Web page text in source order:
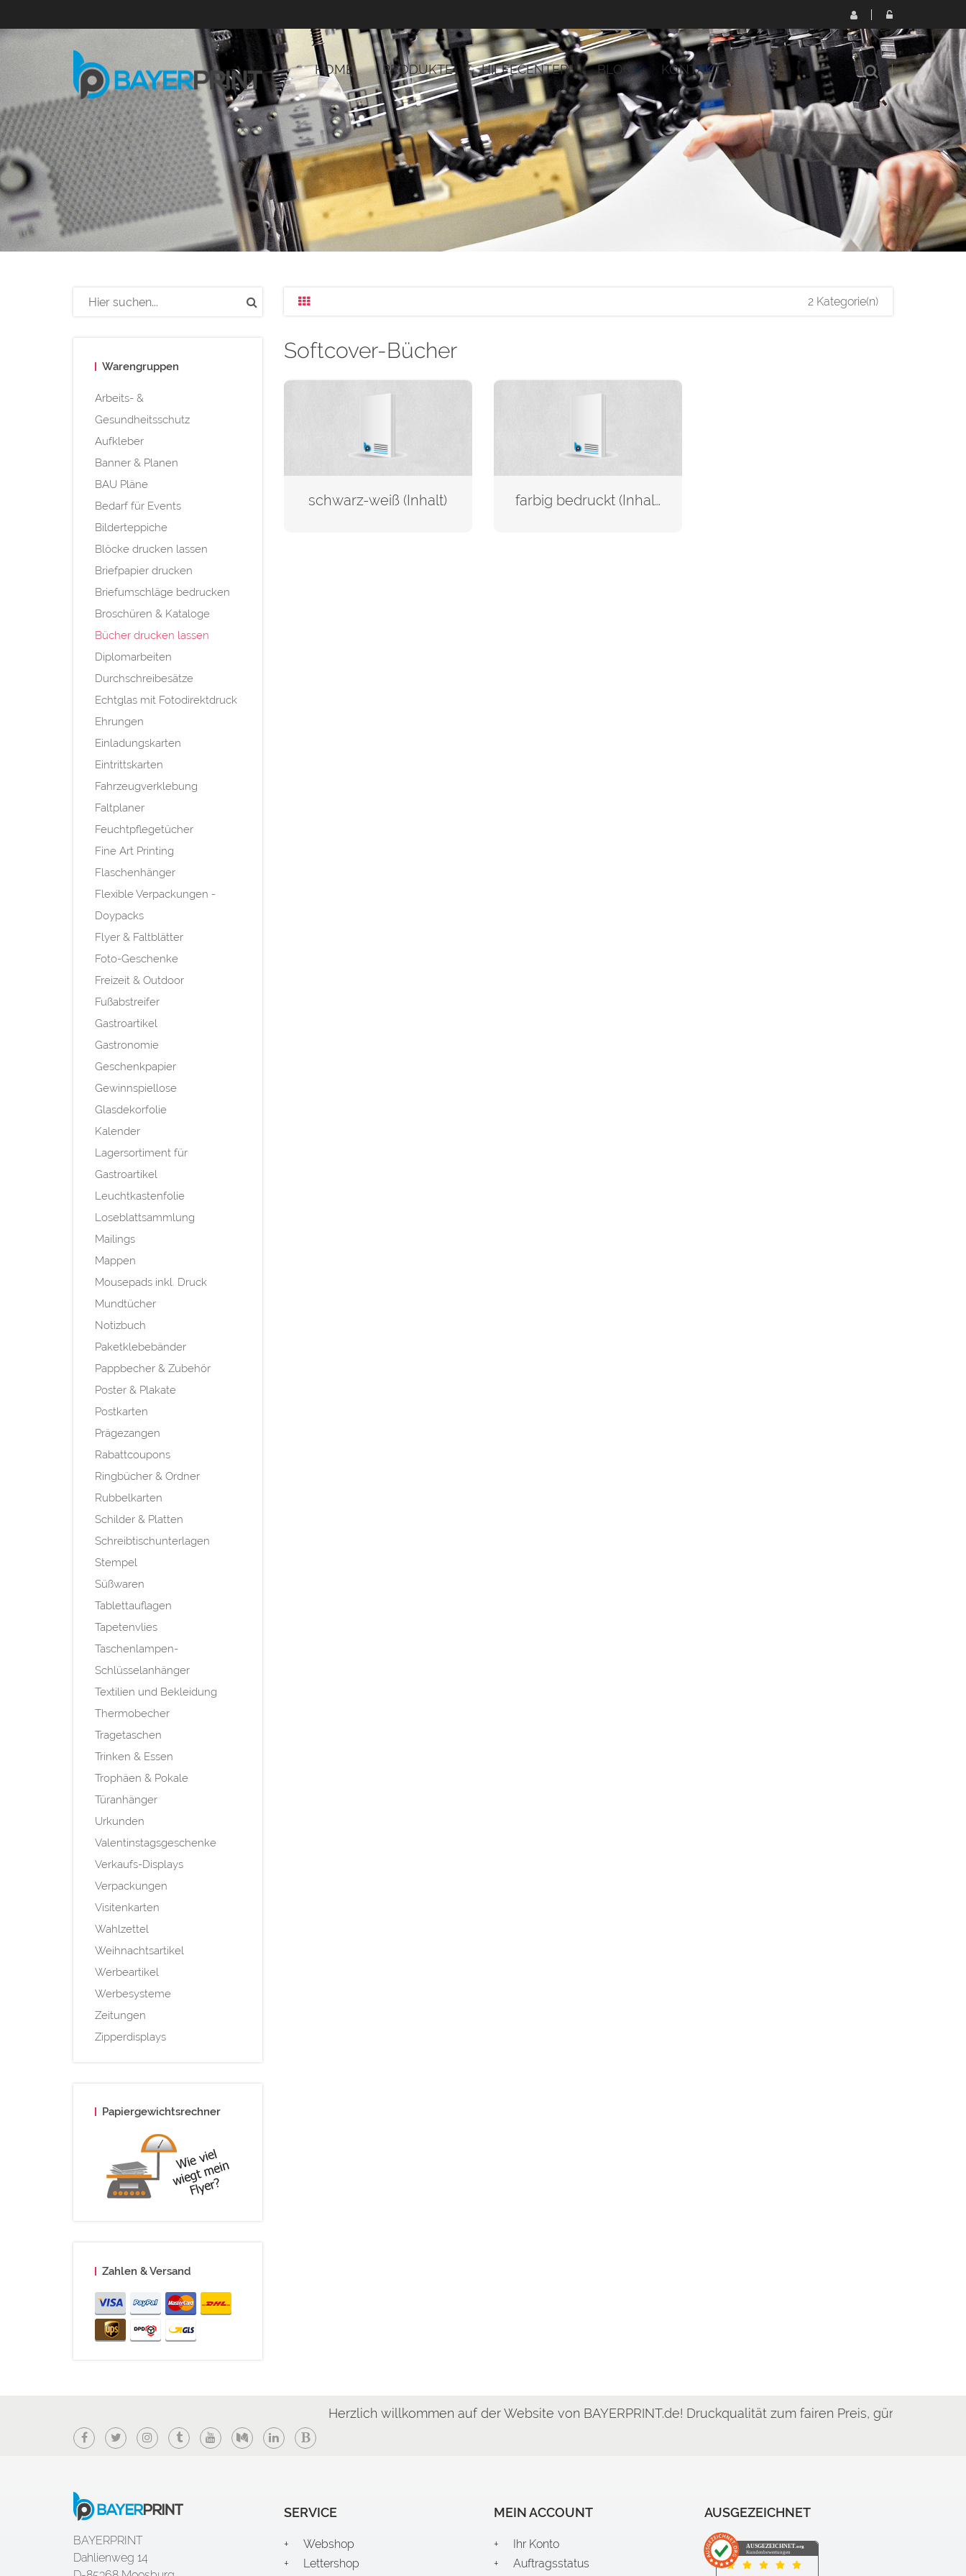
HOME PRODUKTE HILFECENTER BLOG KONTAKT
Warengruppen
Arbeits- &
Gesundheitsschutz
Aufkleber
Banner & Planen
BAU Pläne
Bedarf für Events
Bilderteppiche
Blöcke drucken lassen
Briefpapier drucken
Briefumschläge bedrucken
Broschüren & Kataloge
Bücher drucken lassen
Diplomarbeiten
Durchschreibesätze
Echtglas mit Fotodirektdruck
Ehrungen
Einladungskarten
Eintrittskarten
Fahrzeugverklebung
Faltplaner
Feuchtpflegetücher
Fine Art Printing
Flaschenhänger
Flexible Verpackungen -
Doypacks
Flyer & Faltblätter
Foto-Geschenke
Freizeit & Outdoor
Fußabstreifer
Gastroartikel
Gastronomie
Geschenkpapier
Gewinnspiellose
Glasdekorfolie
Kalender
Lagersortiment für
Gastroartikel
Leuchtkastenfolie
Loseblattsammlung
Mailings
Mappen
Mousepads inkl. Druck
Mundtücher
Notizbuch
Paketklebebänder
Pappbecher & Zubehör
Poster & Plakate
Postkarten
Prägezangen
Rabattcoupons
Ringbücher & Ordner
Rubbelkarten
Schilder & Platten
Schreibtischunterlagen
Stempel
Süßwaren
Tablettauflagen
Tapetenvlies
Taschenlampen-
Schlüsselanhänger
Textilien und Bekleidung
Thermobecher
Tragetaschen
Trinken & Essen
Trophäen & Pokale
Türanhänger
Urkunden
Valentinstagsgeschenke
Verkaufs-Displays
Verpackungen
Visitenkarten
Wahlzettel
Weihnachtsartikel
Werbeartikel
Werbesysteme
Zeitungen
Zipperdisplays
Papiergewichtsrechner
Zahlen & Versand
2 Kategorie(n)
Softcover-Bücher
schwarz-weiß (Inhalt) farbig bedruckt (Inhalt)
Herzlich willkommen auf der Website von BAYERPRINT.de! Druckqualität zum fairen Preis, günstig & schnell!
FacebookTwitterInstagram
Tumblr YouTubeMediumLinkedInBlogger
BAYERPRINT
Dahlienweg 14
SERVICE
Webshop
Lettershop
MEIN ACCOUNT
Ihr Konto
Auftragsstatus
AUSGEZEICHNET
AUSGEZEICHNET.org
Kundenbewertungen